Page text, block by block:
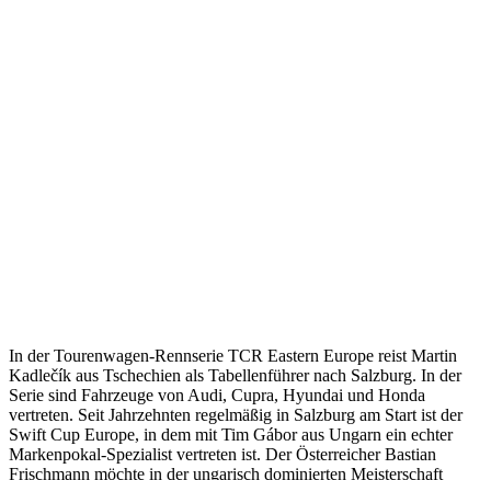
In der Tourenwagen-Rennserie TCR Eastern Europe reist Martin
Kadlečík aus Tschechien als Tabellenführer nach Salzburg. In der
Serie sind Fahrzeuge von Audi, Cupra, Hyundai und Honda
vertreten. Seit Jahrzehnten regelmäßig in Salzburg am Start ist der
Swift Cup Europe, in dem mit Tim Gábor aus Ungarn ein echter
Markenpokal-Spezialist vertreten ist. Der Österreicher Bastian
Frischmann möchte in der ungarisch dominierten Meisterschaft